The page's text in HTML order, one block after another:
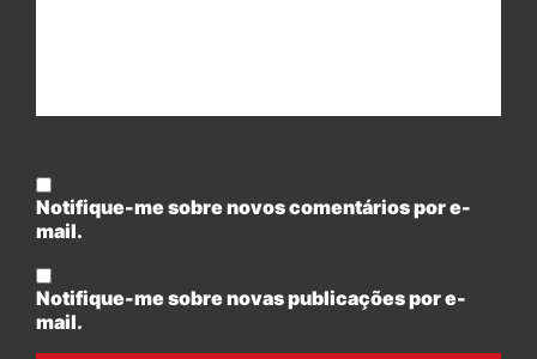
Notifique-me sobre novos comentários por e-
mail.
Notifique-me sobre novas publicações por e-
mail.